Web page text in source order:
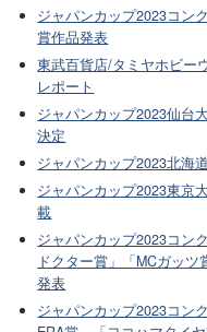
ジャパンカップ2023コン
賞作品発表
東武百貨店/タミヤホビー
レポート
ジャパンカップ2023仙台
決定
ジャパンカップ2023北海
ジャパンカップ2023東京
載
ジャパンカップ2023コン
ドクター賞」「MCガッ
発表
ジャパンカップ2023コン